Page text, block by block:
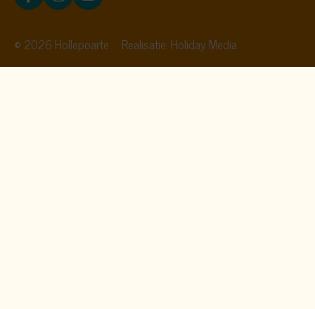
© 2026 Hollepoarte Realisatie: Holiday Media